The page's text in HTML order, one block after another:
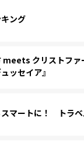
ング
meets クリストファ
ッセイア』
マートに！ トラ